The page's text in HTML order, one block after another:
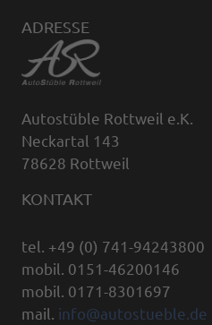
ADRESSE
Autostüble Rottweil e.K.
Neckartal 143
78628 Rottweil
KONTAKT
tel. +49 (0) 741-94243800
mobil. 0151-46200146
mobil. 0171-8301697
mail. info@autostueble.de